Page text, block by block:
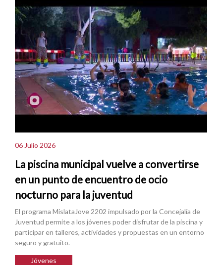
06 Julio 2026
La piscina municipal vuelve a convertirse
en un punto de encuentro de ocio
nocturno para la juventud
El programa MislataJove 2202 impulsado por la Concejalía de
Juventud permite a los jóvenes poder disfrutar de la piscina y
participar en talleres, actividades y propuestas en un entorno
seguro y gratuito.
Jóvenes